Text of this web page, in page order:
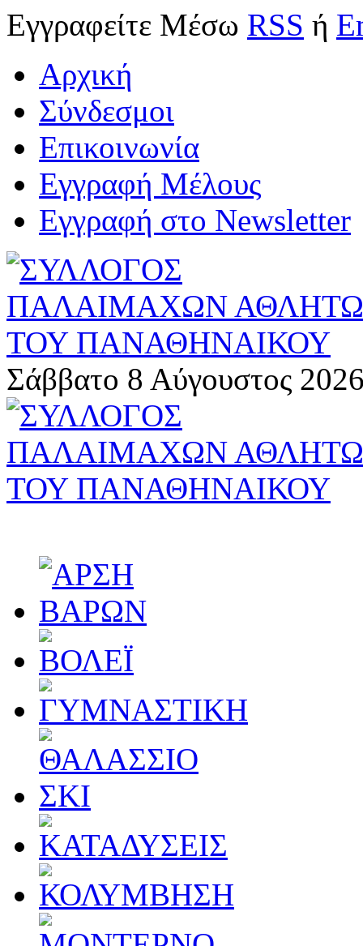
Εγγραφείτε Μέσω RSS ή
Αρχική
Σύνδεσμοι
Επικοινωνία
Εγγραφή Μέλους
Εγγραφή στο Newsletter
Σάββατο 8 Αύγουστος